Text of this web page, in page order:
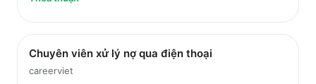
Chuyên viên xử lý nợ qua điện thoại
careerviet